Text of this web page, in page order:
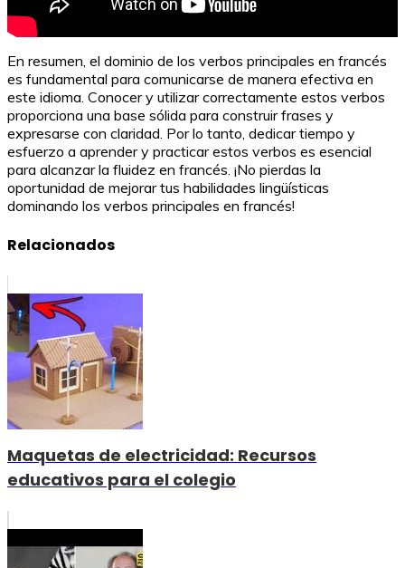
En resumen, el dominio de los verbos principales en francés
es fundamental para comunicarse de manera efectiva en
este idioma. Conocer y utilizar correctamente estos verbos
proporciona una base sólida para construir frases y
expresarse con claridad. Por lo tanto, dedicar tiempo y
esfuerzo a aprender y practicar estos verbos es esencial
para alcanzar la fluidez en francés. ¡No pierdas la
oportunidad de mejorar tus habilidades lingüísticas
dominando los verbos principales en francés!
Relacionados
Maquetas de electricidad: Recursos
educativos para el colegio